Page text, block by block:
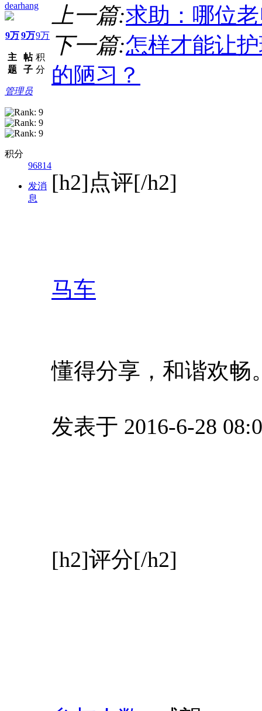
dearhang
9万
主
题
9万
帖
子
9万
积
分
管理员
积分
96814
发消
息
上一篇:求助：哪位
下一篇:怎样才能让
的陋习？
[h2]点评[/h2]
马车
懂得分享，和谐欢
发表于 2016-6-28
[h2]评分[/h2]